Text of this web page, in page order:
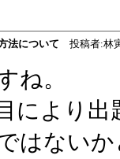
法について 投稿者:林
ね。
により
はない